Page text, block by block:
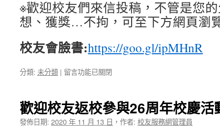
※歡迎校友們來信投稿，不管是您
想、獲獎…不拘，可至下方網頁瀏
校友會臉書:https://goo.gl/ipMHnR
分類: 未分類 | 在
校
友
通
留言功能已關閉
歡迎校友返校參與26周年校慶活
發佈日期: 2020 年 11 月 13 日 ， 作者: 校友服務網管理員